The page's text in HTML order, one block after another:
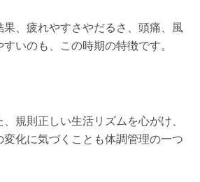
、疲れやすさやだるさ、頭痛、風
いのも、この時期の特徴です。
規則正しい生活リズムを心がけ、
化に気づくことも体調管理の一つ